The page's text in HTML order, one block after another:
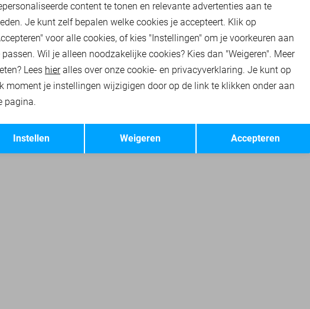
Opslaan
content te tonen en relevante advertenties aan te
Je kunt zelf bepalen welke cookies je accepteert. Klik op
voor alle cookies, of kies "Instellingen" om je voorkeuren aan
passen. Wil je alleen noodzakelijke cookies? Kies dan "Weigeren". Meer
Lees hieralles over onze cookie- en privacyverklaring. Je kunt op
moment je instellingen wijzigigen door op de link te klikken onder aan
pagina.
Accepteren
Weigeren
Instellen